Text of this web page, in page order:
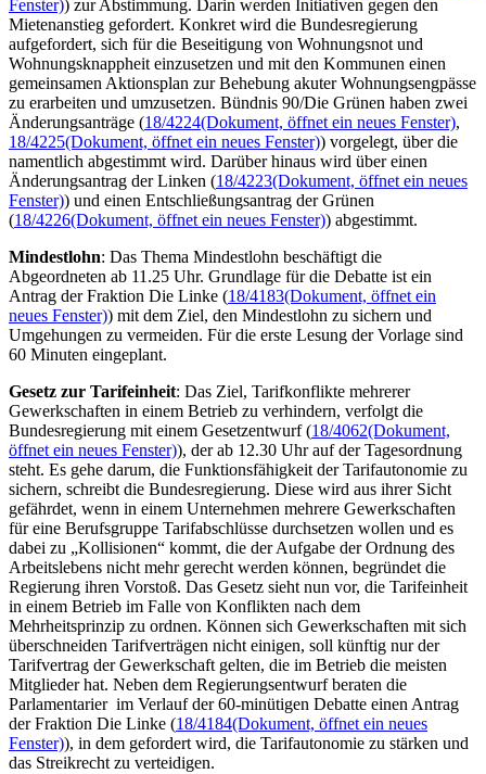
Fenster)) zur Abstimmung. Darin werden Initiativen gegen den
Mietenanstieg gefordert. Konkret wird die Bundesregierung
aufgefordert, sich für die Beseitigung von Wohnungsnot und
Wohnungsknappheit einzusetzen und mit den Kommunen einen
gemeinsamen Aktionsplan zur Behebung akuter Wohnungsengpässe
zu erarbeiten und umzusetzen. Bündnis 90/Die Grünen haben zwei
Änderungsanträge (18/4224(Dokument, öffnet ein neues Fenster),
18/4225(Dokument, öffnet ein neues Fenster)) vorgelegt, über die
namentlich abgestimmt wird. Darüber hinaus wird über einen
Änderungsantrag der Linken (18/4223(Dokument, öffnet ein neues
Fenster)) und einen Entschließungsantrag der Grünen
(18/4226(Dokument, öffnet ein neues Fenster)) abgestimmt.
Mindestlohn: Das Thema Mindestlohn beschäftigt die
Abgeordneten ab 11.25 Uhr. Grundlage für die Debatte ist ein
Antrag der Fraktion Die Linke (18/4183(Dokument, öffnet ein
neues Fenster)) mit dem Ziel, den Mindestlohn zu sichern und
Umgehungen zu vermeiden. Für die erste Lesung der Vorlage sind
60 Minuten eingeplant.
Gesetz zur Tarifeinheit: Das Ziel, Tarifkonflikte mehrerer
Gewerkschaften in einem Betrieb zu verhindern, verfolgt die
Bundesregierung mit einem Gesetzentwurf (18/4062(Dokument,
öffnet ein neues Fenster)), der ab 12.30 Uhr auf der Tagesordnung
steht. Es gehe darum, die Funktionsfähigkeit der Tarifautonomie zu
sichern, schreibt die Bundesregierung. Diese wird aus ihrer Sicht
gefährdet, wenn in einem Unternehmen mehrere Gewerkschaften
für eine Berufsgruppe Tarifabschlüsse durchsetzen wollen und es
dabei zu „Kollisionen“ kommt, die der Aufgabe der Ordnung des
Arbeitslebens nicht mehr gerecht werden können, begründet die
Regierung ihren Vorstoß. Das Gesetz sieht nun vor, die Tarifeinheit
in einem Betrieb im Falle von Konflikten nach dem
Mehrheitsprinzip zu ordnen. Können sich Gewerkschaften mit sich
überschneiden Tarifverträgen nicht einigen, soll künftig nur der
Tarifvertrag der Gewerkschaft gelten, die im Betrieb die meisten
Mitglieder hat. Neben dem Regierungsentwurf beraten die
Parlamentarier im Verlauf der 60-minütigen Debatte einen Antrag
der Fraktion Die Linke (18/4184(Dokument, öffnet ein neues
Fenster)), in dem gefordert wird, die Tarifautonomie zu stärken und
das Streikrecht zu verteidigen.